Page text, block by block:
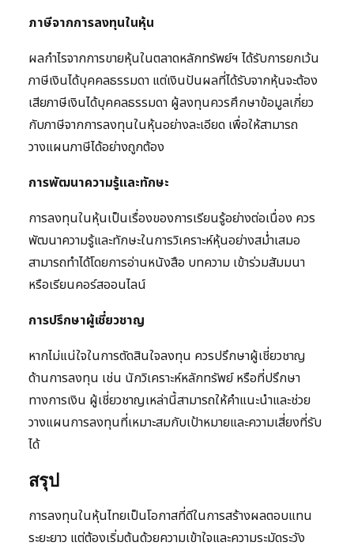
ภาษีจากการลงทุนในหุ้น
ผลกำไรจากการขายหุ้นในตลาดหลักทรัพย์ฯ ได้รับการยกเว้น
ภาษีเงินได้บุคคลธรรมดา แต่เงินปันผลที่ได้รับจากหุ้นจะต้อง
เสียภาษีเงินได้บุคคลธรรมดา ผู้ลงทุนควรศึกษาข้อมูลเกี่ยว
กับภาษีจากการลงทุนในหุ้นอย่างละเอียด เพื่อให้สามารถ
วางแผนภาษีได้อย่างถูกต้อง
การพัฒนาความรู้และทักษะ
การลงทุนในหุ้นเป็นเรื่องของการเรียนรู้อย่างต่อเนื่อง ควร
พัฒนาความรู้และทักษะในการวิเคราะห์หุ้นอย่างสม่ำเสมอ
สามารถทำได้โดยการอ่านหนังสือ บทความ เข้าร่วมสัมมนา
หรือเรียนคอร์สออนไลน์
การปรึกษาผู้เชี่ยวชาญ
หากไม่แน่ใจในการตัดสินใจลงทุน ควรปรึกษาผู้เชี่ยวชาญ
ด้านการลงทุน เช่น นักวิเคราะห์หลักทรัพย์ หรือที่ปรึกษา
ทางการเงิน ผู้เชี่ยวชาญเหล่านี้สามารถให้คำแนะนำและช่วย
วางแผนการลงทุนที่เหมาะสมกับเป้าหมายและความเสี่ยงที่รับ
ได้
สรุป
การลงทุนในหุ้นไทยเป็นโอกาสที่ดีในการสร้างผลตอบแทน
ระยะยาว แต่ต้องเริ่มต้นด้วยความเข้าใจและความระมัดระวัง